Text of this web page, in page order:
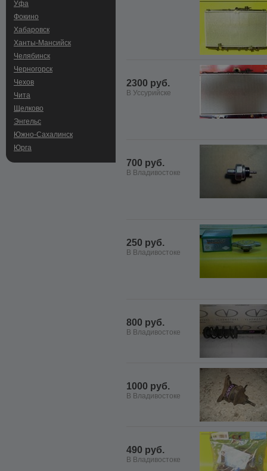
Уфа
Фокино
Хабаровск
Ханты-Мансийск
Челябинск
Черногорск
Чехов
Чита
Щелково
Энгельс
Южно-Сахалинск
Юрга
2300 руб.
В Уссурийске
700 руб.
В Владивостоке
250 руб.
В Владивостоке
800 руб.
В Владивостоке
1000 руб.
В Владивостоке
490 руб.
В Владивостоке